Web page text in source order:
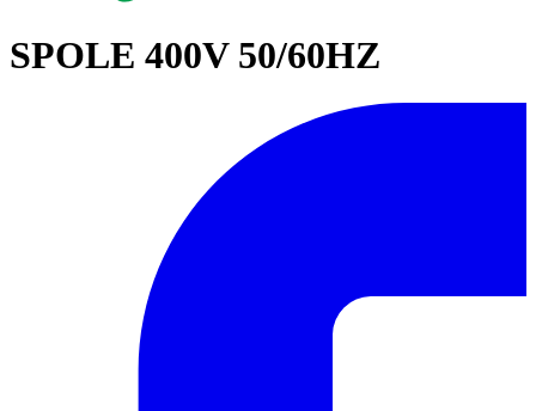
SPOLE 400V 50/60HZ